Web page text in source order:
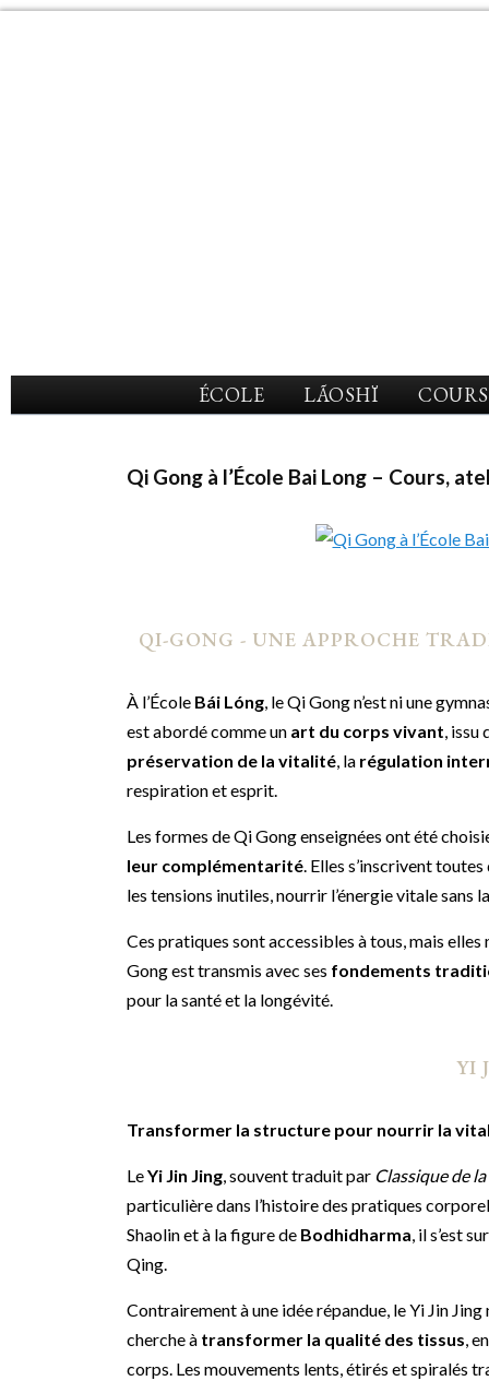
ÉCOLE LÃOSHÏ COURS
Qi Gong à l’École Bai Long – Cours,
QI-GONG - UNE APPROCHE
À l’École Bái Lóng, le Qi Gong n’est ni une
est abordé comme un art du corps vivant, issu
préservation de la vitalité, la régulation
respiration et esprit.
Les formes de Qi Gong enseignées ont été
leur complémentarité. Elles s’inscrivent
les tensions inutiles, nourrir l’énergie vitale
Ces pratiques sont accessibles à tous, mais
Gong est transmis avec ses fondements
pour la santé et la longévité.
YI
Transformer la structure pour nourrir la
LeYi Jin Jing, souvent traduit par Classique de
particulière dans l’histoire des pratiques
Shaolin et à la figure de Bodhidharma, il s’est
Qing.
Contrairement à une idée répandue, le Yi Jin
cherche à transformer la qualité des tissus,
corps. Les mouvements lents, étirés et spiralés